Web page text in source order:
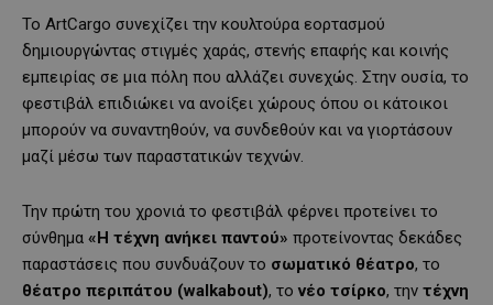
Το ArtCargo συνεχίζει την κουλτούρα εορτασμού
δημιουργώντας στιγμές χαράς, στενής επαφής και κοινής
εμπειρίας σε μια πόλη που αλλάζει συνεχώς. Στην ουσία, το
φεστιβάλ επιδιώκει να ανοίξει χώρους όπου οι κάτοικοι
μπορούν να συναντηθούν, να συνδεθούν και να γιορτάσουν
μαζί μέσω των παραστατικών τεχνών.
Την πρώτη του χρονιά το φεστιβάλ φέρνει προτείνει το
σύνθημα «Η τέχνη ανήκει παντού» προτείνοντας δεκάδες
παραστάσεις που συνδυάζουν το σωματικό θέατρο, το
θέατρο περιπάτου (walkabout), το νέο τσίρκο, την τέχνη